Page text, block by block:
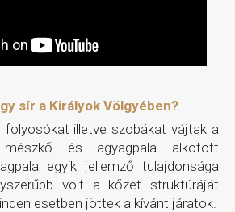
sír a Királyok Völgyében?
illetve szobákat vájtak a
és agyagpala alkotott
egyik jellemző tulajdonsága
volt a kőzet struktúráját
esetben jöttek a kívánt járatok.